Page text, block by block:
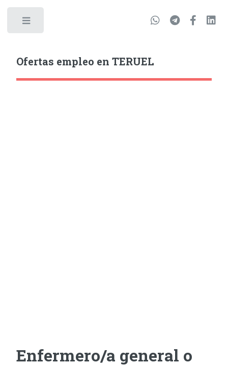
Ofertas empleo en TERUEL
Enfermero/a general o